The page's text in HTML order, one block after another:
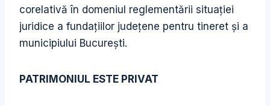
corelativă în domeniul reglementării situaţiei
juridice a fundaţiilor judeţene pentru tineret şi a
municipiului Bucureşti.
PATRIMONIUL ESTE PRIVAT